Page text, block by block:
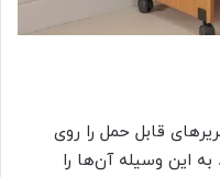
قابل حمل را روی
این وسیله آن‌ها را